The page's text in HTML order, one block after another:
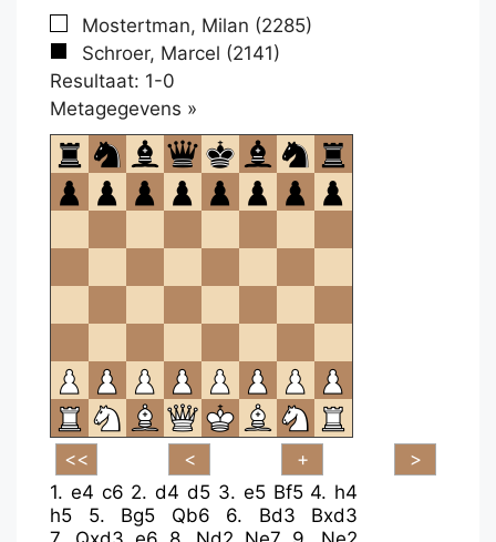
Mostertman, Milan (2285)
Schroer, Marcel (2141)
Resultaat: 1-0
Metagegevens »
om
te
openen.
1. e4 c6 2.d4 d5 3. e5 Bf5 4. h4
h5
5. Bg5 Qb6 6. Bd3
Bxd3